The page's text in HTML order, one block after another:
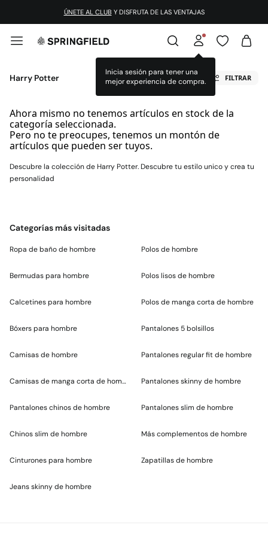
ÚNETE AL CLUB Y DISFRUTA DE LAS VENTAJAS
Inicia sesión para tener una
mejor experiencia de compra.
Harry Potter FILTRAR
Ahora mismo no tenemos artículos en stock de la
categoría seleccionada.
Pero no te preocupes, tenemos un montón de
artículos que pueden ser tuyos.
Descubre la colección de Harry Potter. Descubre tu estilo unico y crea tu
personalidad
Categorías más visitadas
Ropa de baño de hombre
Bermudas para hombre
Calcetines para hombre
Bóxers para hombre
Camisas de hombre
Camisas de manga corta de hombre
Pantalones chinos de hombre
Chinos slim de hombre
Cinturones para hombre
Jeans skinny de hombre
Polos de hombre
Polos lisos de hombre
Polos de manga corta de hombre
Pantalones 5 bolsillos
Pantalones regular fit de hombre
Pantalones skinny de hombre
Pantalones slim de hombre
Más complementos de hombre
Zapatillas de hombre